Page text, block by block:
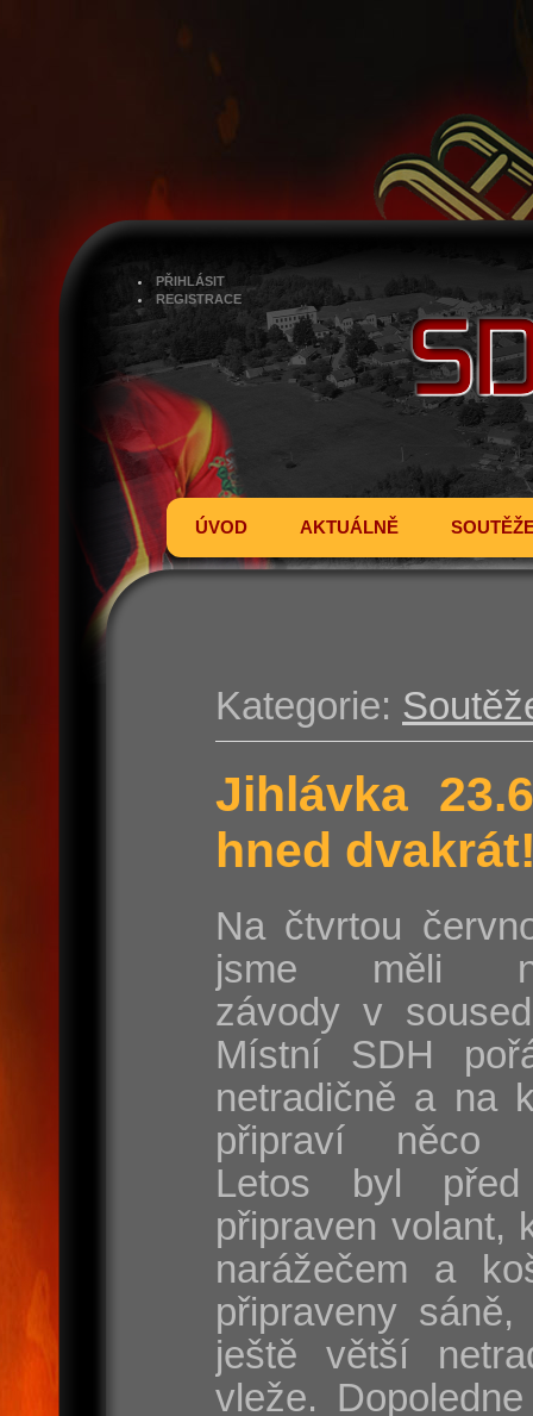
PŘIHLÁSIT
REGISTRACE
ÚVOD AKTUÁLNĚ
Kategorie:
Jihlávka
hned
Na čtvrtou
jsme měli
závody v
Místní SDH
netradičně a na
připraví něco
Letos byl před
připraven volant,
narážečem a
připraveny
ještě větší
vleže.